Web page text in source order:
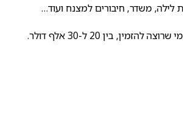
לילה, משדר, חיבורים למצנח ועוד…
בין 20 ל-30 אלף דולר.